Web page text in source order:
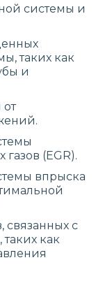
системы и
таких как
и
(EGR).
впрыска
связанных с
как